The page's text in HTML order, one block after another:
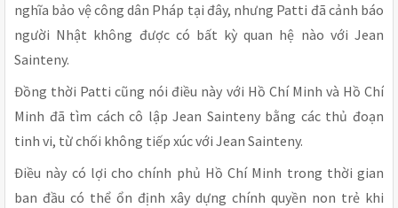
nghĩa bảo vệ công dân Pháp tại đây, nhưng Patti đã cảnh báo
người Nhật không được có bất kỳ quan hệ nào với Jean
Sainteny.
Đồng thời Patti cũng nói điều này với Hồ Chí Minh và Hồ Chí
Minh đã tìm cách cô lập Jean Sainteny bằng các thủ đoạn
tinh vi, từ chối không tiếp xúc với Jean Sainteny.
Điều này có lợi cho chính phủ Hồ Chí Minh trong thời gian
ban đầu có thể ổn định xây dựng chính quyền non trẻ khi